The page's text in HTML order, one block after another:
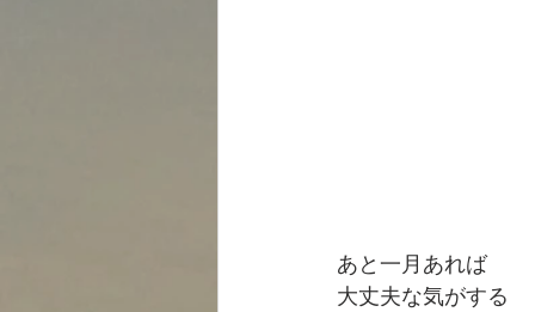
あと一月あれば
大丈夫な気がする